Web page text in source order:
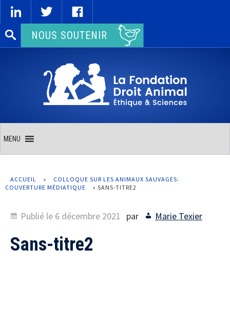
Rechercher :NOUS SOUTENIR
MENU
ACCUEIL »
COLLOQUE SUR LES ANIMAUX SAUVAGES:
COUVERTURE MÉDIATIQUE
» SANS-TITRE2
Publié le 6 décembre 2021 par Marie Texier
Sans-titre2